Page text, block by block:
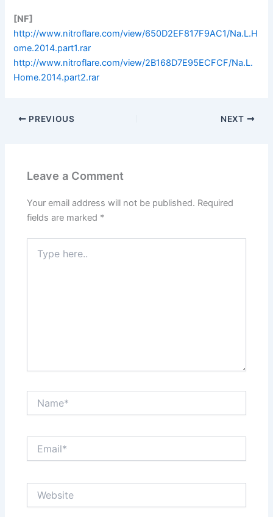
[NF]
http://www.nitroflare.com/view/650D2EF817F9AC1/Na.L.H
ome.2014.part1.rar
http://www.nitroflare.com/view/2B168D7E95ECFCF/Na.L.
Home.2014.part2.rar
PREVIOUS NEXT
Leave a Comment
Your email address will not be published. Required
fields are marked *
here..